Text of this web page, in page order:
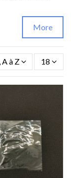
More
à Z 18